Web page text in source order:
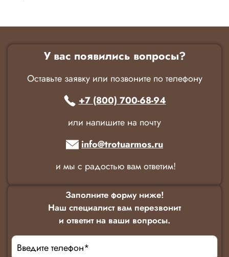
У вас появились вопросы?
Оставьте заявку или позвоните по телефону
+7 (800) 700-68-94
или напишите на почту
info@trotuarmos.ru
и мы с радостью вам ответим!
Заполните форму ниже!
Наш специалист вам перезвонит
и ответит на ваши вопросы.